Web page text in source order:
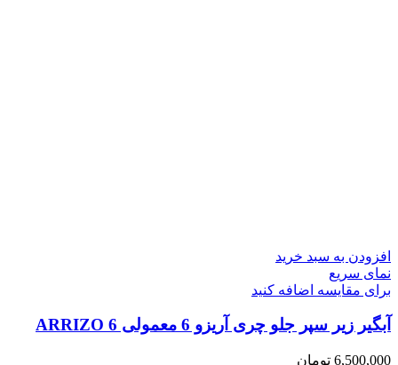
افزودن به سبد خرید
نمای سریع
برای مقایسه اضافه کنید
آبگیر زیر سپر جلو چری آریزو 6 معمولی ARRIZO 6
6,500,000 تومان